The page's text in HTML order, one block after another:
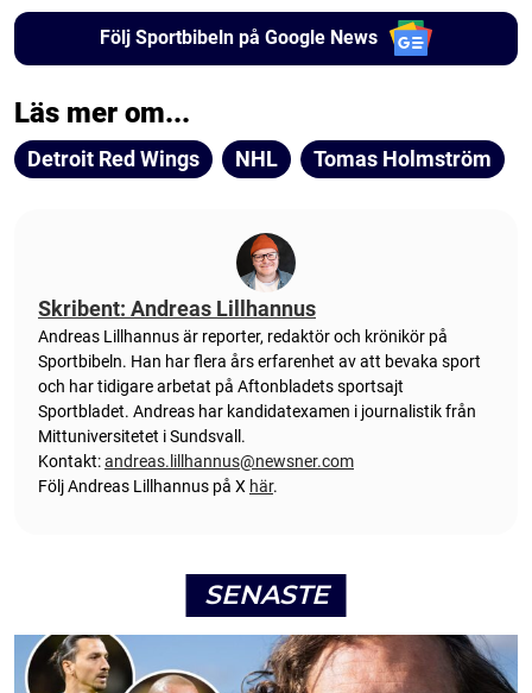
Följ Sportbibeln på Google News
Läs mer om...
Detroit Red Wings NHL Tomas Holmström
Skribent: Andreas Lillhannus
Andreas Lillhannus är reporter, redaktör och krönikör på
Sportbibeln. Han har flera års erfarenhet av att bevaka sport
och har tidigare arbetat på Aftonbladets sportsajt
Sportbladet. Andreas har kandidatexamen i journalistik från
Mittuniversitetet i Sundsvall.
Kontakt:andreas.lillhannus@newsner.com
Följ Andreas Lillhannus på X här.
SENASTE